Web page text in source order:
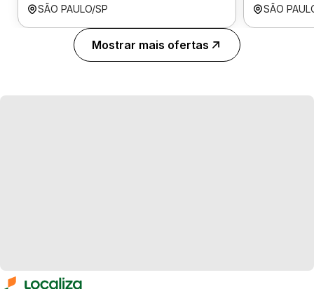
SÃO PAULO/SP SÃO
Mostrar mais ofertas